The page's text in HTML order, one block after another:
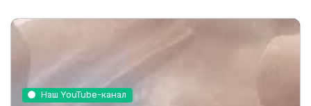
Наш YouTube-канал